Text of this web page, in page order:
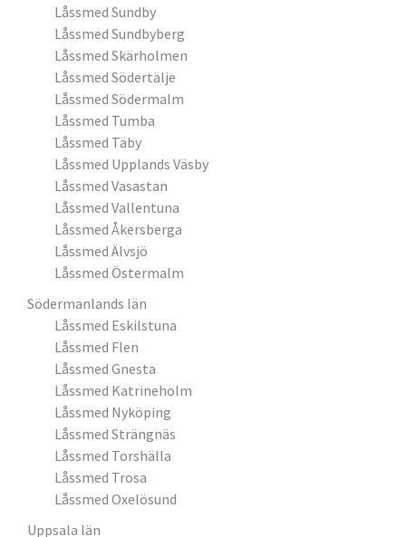
Låssmed Sundby
Låssmed Sundbyberg
Låssmed Skärholmen
Låssmed Södertälje
Låssmed Södermalm
Låssmed Tumba
Låssmed Täby
Låssmed Upplands Väsby
Låssmed Vasastan
Låssmed Vallentuna
Låssmed Åkersberga
Låssmed Älvsjö
Låssmed Östermalm
Södermanlands län
Låssmed Eskilstuna
Låssmed Flen
Låssmed Gnesta
Låssmed Katrineholm
Låssmed Nyköping
Låssmed Strängnäs
Låssmed Torshälla
Låssmed Trosa
Låssmed Oxelösund
Uppsala län